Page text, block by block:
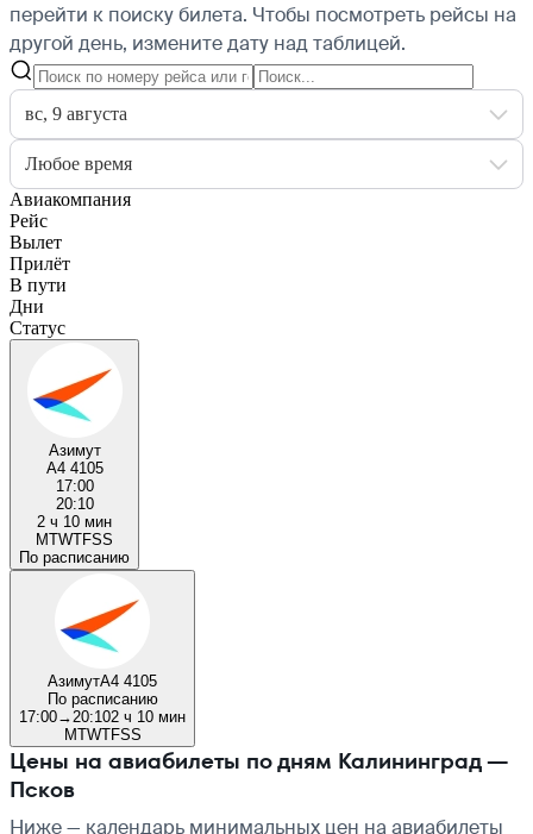
перейти к поиску билета. Чтобы посмотреть рейсы на
другой день, измените дату над таблицей.
вс, 9 августа
Любое время
Авиакомпания
Рейс
Вылет
Прилёт
В пути
Дни
Статус
Азимут
A4 4105
17:00
20:10
2 ч 10 мин
MTWTFSS
По расписанию
АзимутA4 4105
По расписанию
17:00→ 20:102 ч 10 мин
MTWTFSS
Цены на авиабилеты по дням Калининград —
Псков
Ниже — календарь минимальных цен на авиабилеты